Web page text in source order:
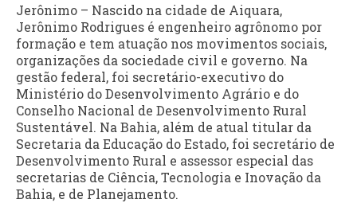
Jerônimo – Nascido na cidade de Aiquara,
Jerônimo Rodrigues é engenheiro agrônomo por
formação e tem atuação nos movimentos sociais,
organizações da sociedade civil e governo. Na
gestão federal, foi secretário-executivo do
Ministério do Desenvolvimento Agrário e do
Conselho Nacional de Desenvolvimento Rural
Sustentável. Na Bahia, além de atual titular da
Secretaria da Educação do Estado, foi secretário de
Desenvolvimento Rural e assessor especial das
secretarias de Ciência, Tecnologia e Inovação da
Bahia, e de Planejamento.